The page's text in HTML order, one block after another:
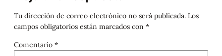
Tu dirección de correo electrónico no será publicada. Los
campos obligatorios están marcados con *
Comentario *